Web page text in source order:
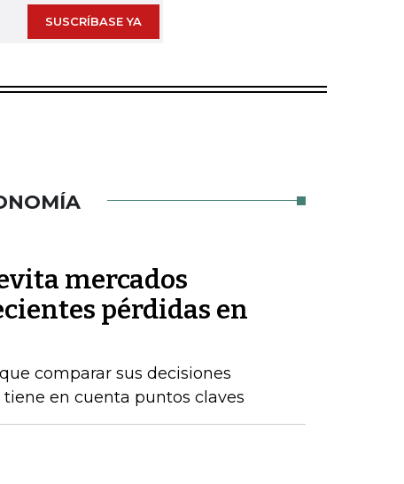
SUSCRÍBASE YA
mercados
pérdidas en
comparar sus decisiones
en cuenta puntos claves